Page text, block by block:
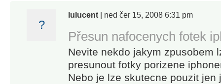
?
lulucent | ned čer 15, 2008 6:31 pm
Přesun nafocenych fotek
Nevite nekdo jakym zpusobem
presunout fotky porizene
Nebo je lze skutecne pouzit